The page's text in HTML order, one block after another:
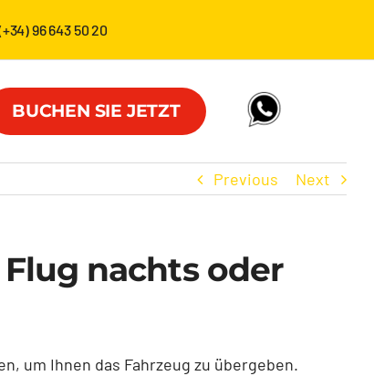
96 643 50 20
BUCHEN SIE JETZT
Previous Next
nachts oder
um Ihnen das Fahrzeug zu übergeben.